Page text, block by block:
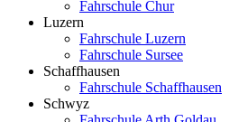
Fahrschule Chur
Luzern
Fahrschule Luzern
Fahrschule Sursee
Schaffhausen
Fahrschule Schaffhausen
Schwyz